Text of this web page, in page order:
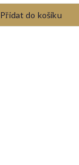
Přidat do košíku